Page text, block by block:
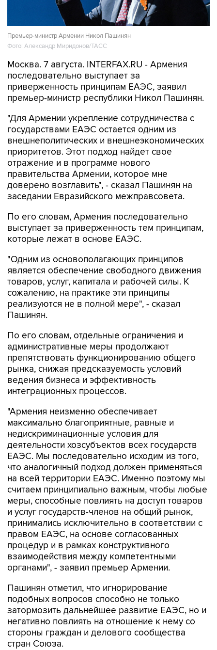
Премьер-министр Армении Никол Пашинян
Фото: Александр Миридонов/ТАСС
Москва. 7 августа. INTERFAX.RU - Армения
последовательно выступает за
приверженность принципам ЕАЭС, заявил
премьер-министр республики Никол Пашинян.
"Для Армении укрепление сотрудничества с
государствами ЕАЭС остается одним из
внешнеполитических и внешнеэкономических
приоритетов. Этот подход найдет свое
отражение и в программе нового
правительства Армении, которое мне
доверено возглавить", - сказал Пашинян на
заседании Евразийского межправсовета.
По его словам, Армения последовательно
выступает за приверженность тем принципам,
которые лежат в основе ЕАЭС.
"Одним из основополагающих принципов
является обеспечение свободного движения
товаров, услуг, капитала и рабочей силы. К
сожалению, на практике эти принципы
реализуются не в полной мере", - сказал
Пашинян.
По его словам, отдельные ограничения и
административные меры продолжают
препятствовать функционированию общего
рынка, снижая предсказуемость условий
ведения бизнеса и эффективность
интеграционных процессов.
"Армения неизменно обеспечивает
максимально благоприятные, равные и
недискриминационные условия для
деятельности хозсубъектов всех государств
ЕАЭС. Мы последовательно исходим из того,
что аналогичный подход должен применяться
на всей территории ЕАЭС. Именно поэтому мы
считаем принципиально важным, чтобы любые
меры, способные повлиять на доступ товаров
и услуг государств-членов на общий рынок,
принимались исключительно в соответствии с
правом ЕАЭС, на основе согласованных
процедур и в рамках конструктивного
взаимодействия между компетентными
органами", - заявил премьер Армении.
Пашинян отметил, что игнорирование
подобных вопросов способно не только
затормозить дальнейшее развитие ЕАЭС, но и
негативно повлиять на отношение к нему со
стороны граждан и делового сообщества
стран Союза.